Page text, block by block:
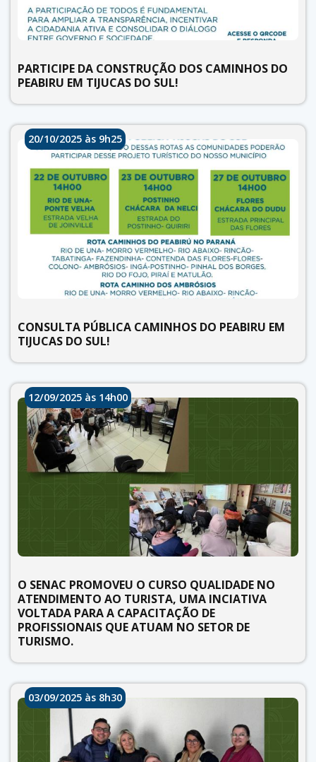
PARTICIPE DA CONSTRUÇÃO DOS CAMINHOS DO
PEABIRU EM TIJUCAS DO SUL!
20/10/2025 às 9h25
CONSULTA PÚBLICA CAMINHOS DO PEABIRU EM
TIJUCAS DO SUL!
12/09/2025 às 14h00
O SENAC PROMOVEU O CURSO QUALIDADE NO
ATENDIMENTO AO TURISTA, UMA INCIATIVA
VOLTADA PARA A CAPACITAÇÃO DE
PROFISSIONAIS QUE ATUAM NO SETOR DE
TURISMO.
03/09/2025 às 8h30